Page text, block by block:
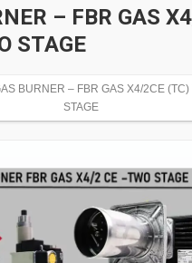
– FBR GAS
STAGE
BURNER – FBR GAS X4/2CE (TC)
STAGE